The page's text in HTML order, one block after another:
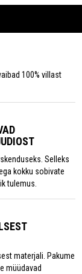
100% villast
Selleks
kokku sobivate
tulemus.
materjali. Pakume
müüdavad